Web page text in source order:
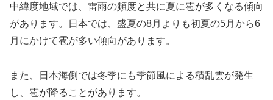
中緯度地域では、雷雨の頻度と共に夏に雹が多くなる傾向
があります。日本では、盛夏の8月よりも初夏の5月から6
月にかけて雹が多い傾向があります。
また、日本海側では冬季にも季節風による積乱雲が発生
し、雹が降ることがあります。